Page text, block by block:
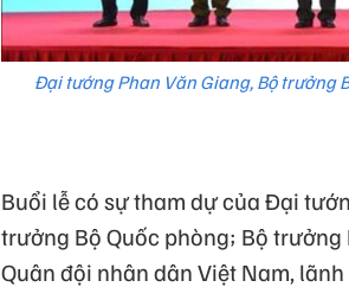
Đại tướng Phan Văn Giang, Bộ trưởng
Buổi lễ có sự tham dự của Đại
trưởng Bộ Quốc phòng; Bộ
Quân đội nhân dân Việt Nam,